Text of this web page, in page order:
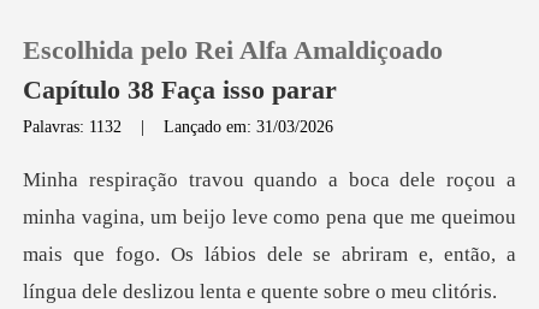
0
Escolhida pelo Rei Alfa Amaldiçoado
Capítulo 38 Faça isso parar
Palavras: 1132 |Lançado em: 31/03/2026
jo leve como pena que me queimou
mais que fogo. Os lábios dele se abrir